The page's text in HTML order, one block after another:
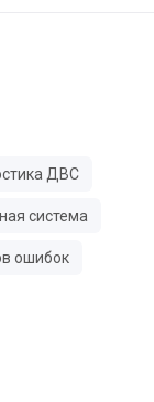
ДВС
система
ошибок